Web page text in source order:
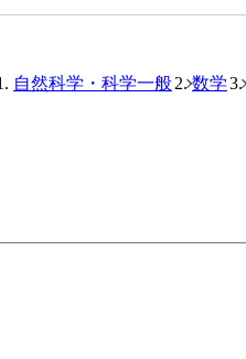
自然科学・科学一般 数学